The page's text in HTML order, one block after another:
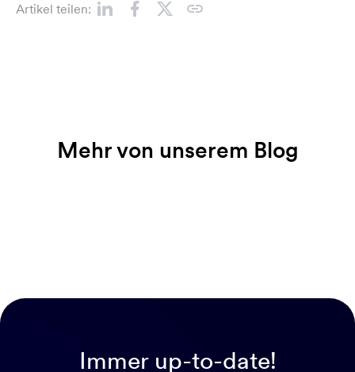
Artikel teilen:
Mehr von unserem Blog
Immer up-to-date!